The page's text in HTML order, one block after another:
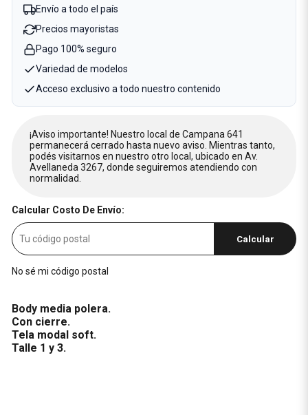
Envío a todo el país
Precios mayoristas
Pago 100% seguro
Variedad de modelos
Acceso exclusivo a todo nuestro contenido
¡Aviso importante! Nuestro local de Campana 641
permanecerá cerrado hasta nuevo aviso. Mientras tanto,
podés visitarnos en nuestro otro local, ubicado en Av.
Avellaneda 3267, donde seguiremos atendiendo con
normalidad.
Calcular Costo De Envío:
Calcular
No sé mi código postal
Body media polera.
Con cierre.
Tela modal soft.
Talle 1 y 3.